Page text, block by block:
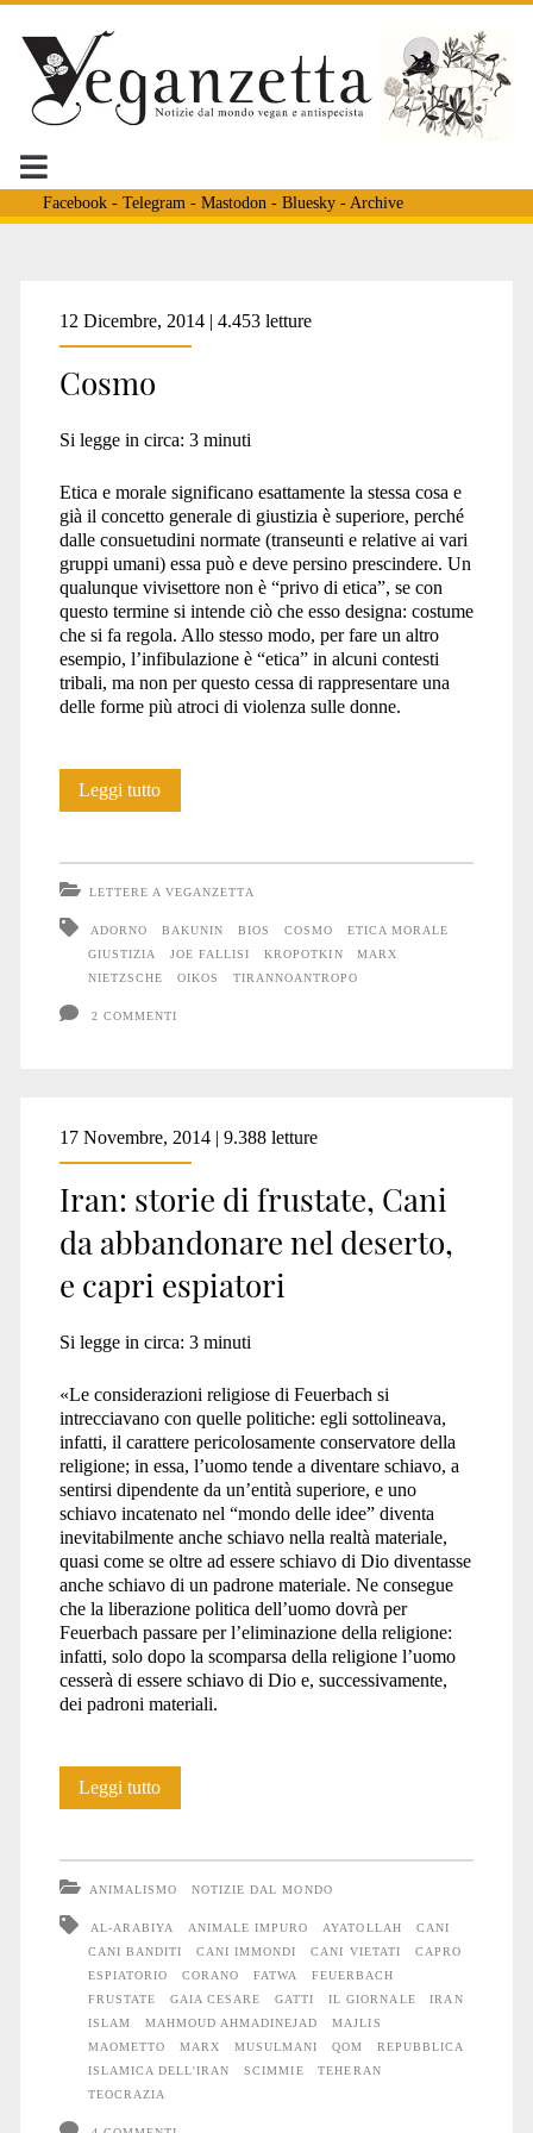
Facebook- Telegram - Mastodon - Bluesky- Archive
Tag:
<span>Marx</span>
12 Dicembre, 2014 | 4.453 letture
Cosmo
Si legge in circa: 3 minuti
Etica e morale significano esattamente la stessa cosa e
già il concetto generale di giustizia è superiore, perché
dalle consuetudini normate (transeunti e relative ai vari
gruppi umani) essa può e deve persino prescindere. Un
qualunque vivisettore non è “privo di etica”, se con
questo termine si intende ciò che esso designa: costume
che si fa regola. Allo stesso modo, per fare un altro
esempio, l’infibulazione è “etica” in alcuni contesti
tribali, ma non per questo cessa di rappresentare una
delle forme più atroci di violenza sulle donne.
Leggi tuttoCosmo
LETTERE A VEGANZETTA
ADORNO BAKUNIN BIOS COSMO
ETICA MORALE
GIUSTIZIA
JOE FALLISI KROPOTKIN
MARX
NIETZSCHE
OIKOS TIRANNOANTROPO
2 COMMENTI
17 Novembre, 2014 | 9.388 letture
Iran: storie di frustate, Cani
da abbandonare nel deserto,
e capri espiatori
Si legge in circa: 3 minuti
«Le considerazioni religiose di Feuerbach si
intrecciavano con quelle politiche: egli sottolineava,
infatti, il carattere pericolosamente conservatore della
religione; in essa, l’uomo tende a diventare schiavo, a
sentirsi dipendente da un’entità superiore, e uno
schiavo incatenato nel “mondo delle idee” diventa
inevitabilmente anche schiavo nella realtà materiale,
quasi come se oltre ad essere schiavo di Dio diventasse
anche schiavo di un padrone materiale. Ne consegue
che la liberazione politica dell’uomo dovrà per
Feuerbach passare per l’eliminazione della religione:
infatti, solo dopo la scomparsa della religione l’uomo
cesserà di essere schiavo di Dio e, successivamente,
dei padroni materiali.
Leggi tuttoIran:
Cani
da
abbandonare
nel
deserto,
ANIMALISMO NOTIZIE DAL MONDO
AL-ARABIYA ANIMALE IMPURO AYATOLLAH
CANI
CANI BANDITI
CANI IMMONDI CANI VIETATI
CAPRO
ESPIATORIO
CORANO FATWA
FEUERBACH
FRUSTATE
GAIA CESARE GATTI IL GIORNALE
IRAN
ISLAM
MAHMOUD AHMADINEJAD
MAJLIS
MAOMETTO
MARX MUSULMANI QOM
REPUBBLICA
ISLAMICA DELL'IRAN
SCIMMIE
TEHERAN
TEOCRAZIA